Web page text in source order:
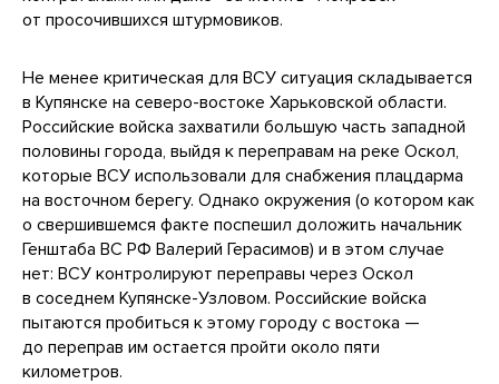
от просочившихся штурмовиков.
Не менее критическая для ВСУ ситуация складывается
в Купянске на северо-востоке Харьковской области.
Российские войска захватили большую часть западной
половины города, выйдя к переправам на реке Оскол,
которые ВСУ использовали для снабжения плацдарма
на восточном берегу. Однако окружения (о котором как
о свершившемся факте поспешил доложить начальник
Генштаба ВС РФ Валерий Герасимов) и в этом случае
нет: ВСУ контролируют переправы через Оскол
в соседнем Купянске-Узловом. Российские войска
пытаются пробиться к этому городу с востока —
до переправ им остается пройти около пяти
километров.